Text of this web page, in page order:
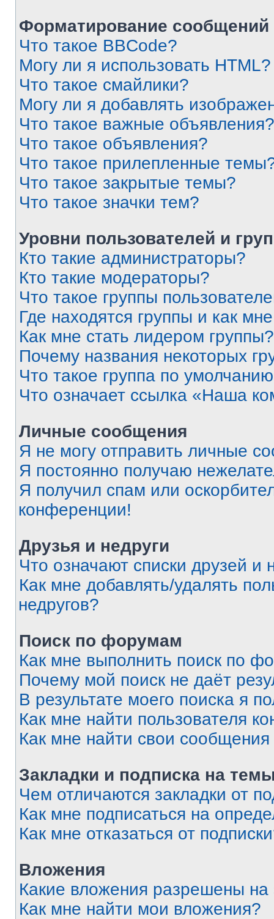
Форматирование
Что такое BBCode?
Могу ли я использовать HTML?
Что такое смайлики?
Могу ли я добавлять
Что такое важные объявления?
Что такое объявления?
Что такое прилепленные
Что такое закрытые темы?
Что такое значки тем?
Уровни пользователей и
Кто такие администраторы?
Кто такие модераторы?
Что такое группы
Где находятся группы и как
Как мне стать лидером группы?
Почему названия некоторых
Что такое группа по
Что означает ссылка «Наша
Личные сообщения
Я не могу отправить личные
Я постоянно получаю
Я получил спам или
конференции!
Друзья и недруги
Что означают списки друзей и
Как мне добавлять/удалять
недругов?
Поиск по форумам
Как мне выполнить поиск по
Почему мой поиск не даёт
В результате моего поиска я
Как мне найти пользователя
Как мне найти свои
Закладки и подписка на
Чем отличаются закладки от
Как мне подписаться на
Как мне отказаться от
Вложения
Какие вложения разрешены
Как мне найти мои вложения?